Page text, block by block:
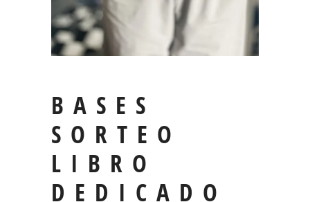
BASES
SORTEO
LIBRO
DEDICADO